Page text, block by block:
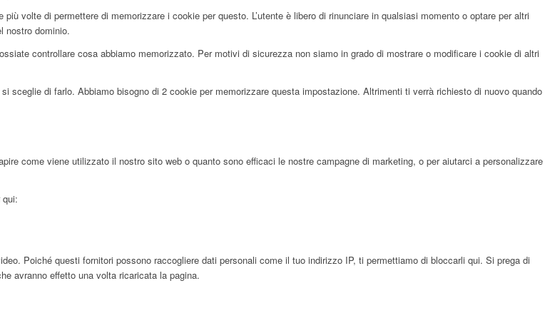
volte di permettere di memorizzare i cookie per questo. L’utente è libero di rinunciare in qualsiasi momento o optare per altri
nostro dominio.
controllare cosa abbiamo memorizzato. Per motivi di sicurezza non siamo in grado di mostrare o modificare i cookie di altri
sceglie di farlo. Abbiamo bisogno di 2 cookie per memorizzare questa impostazione. Altrimenti ti verrà richiesto di nuovo quando
come viene utilizzato il nostro sito web o quanto sono efficaci le nostre campagne di marketing, o per aiutarci a personalizzare
Poiché questi fornitori possono raccogliere dati personali come il tuo indirizzo IP, ti permettiamo di bloccarli qui. Si prega di
avranno effetto una volta ricaricata la pagina.